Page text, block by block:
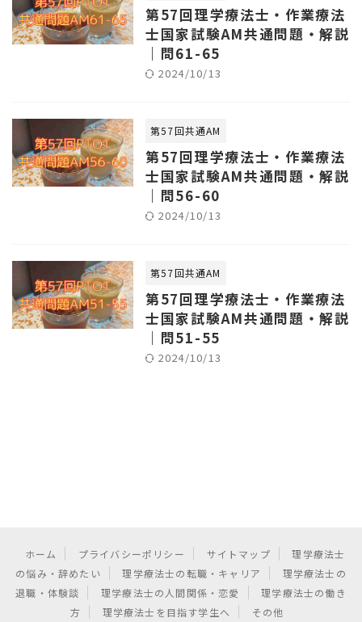
第57回理学療法士・作業療法
士国家試験AM共通問題・解説
｜問61-65
2024/10/13
第57回共通AM
第57回理学療法士・作業療法
士国家試験AM共通問題・解説
｜問56-60
2024/10/13
第57回共通AM
第57回理学療法士・作業療法
士国家試験AM共通問題・解説
｜問51-55
2024/10/13
ホーム プライバシーポリシー サイトマップ
理学療法士
の悩み・辞めたい
理学療法士の転職・キャリア
理学療法士の
退職・体験談
理学療法士の人間関係・恋愛
理学療法士の働き
方
理学療法士を目指す学生へ その他